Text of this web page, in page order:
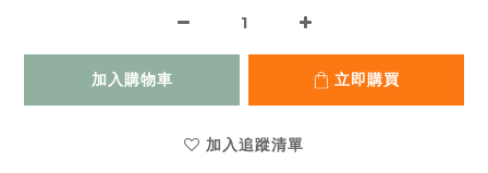
加入購物車 立即購買
加入追蹤清單